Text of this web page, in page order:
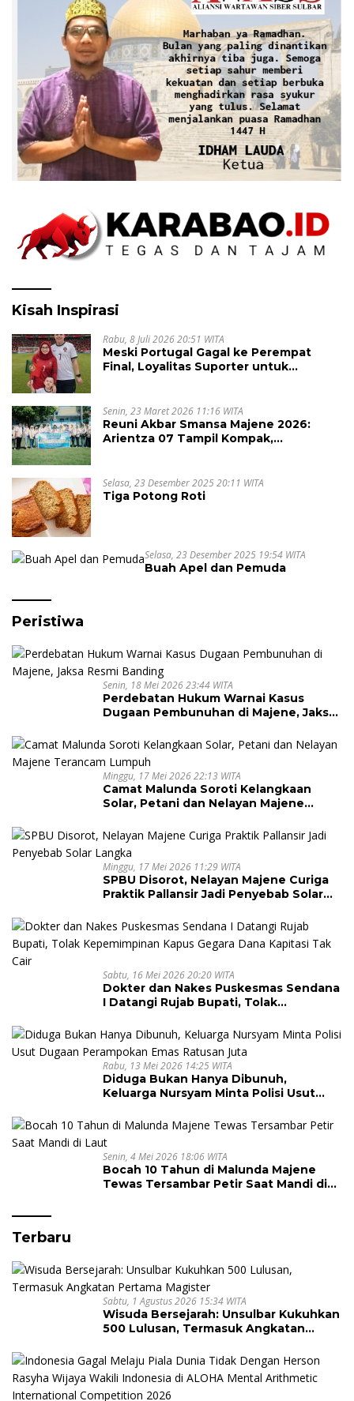
Kisah Inspirasi
Rabu, 8 Juli 2026 20:51 WITA
Meski Portugal Gagal ke Perempat
Final, Loyalitas Suporter untuk
Senin, 23 Maret 2026 11:16 WITA
Reuni Akbar Smansa Majene 2026:
Arientza 07 Tampil Kompak,
Selasa, 23 Desember 2025 20:11 WITA
Tiga Potong Roti
Selasa, 23 Desember 2025 19:54 WITA
Buah Apel dan Pemuda
Peristiwa
Senin, 18 Mei 2026 23:44 WITA
Perdebatan Hukum Warnai Kasus
Dugaan Pembunuhan di Majene, Jaksa
Minggu, 17 Mei 2026 22:13 WITA
Camat Malunda Soroti Kelangkaan
Solar, Petani dan Nelayan Majene
Minggu, 17 Mei 2026 11:29 WITA
SPBU Disorot, Nelayan Majene Curiga
Praktik Pallansir Jadi Penyebab Solar
Sabtu, 16 Mei 2026 20:20 WITA
Dokter dan Nakes Puskesmas Sendana
I Datangi Rujab Bupati, Tolak
Kapitasi Tak Cair
Rabu, 13 Mei 2026 14:25 WITA
Diduga Bukan Hanya Dibunuh,
Keluarga Nursyam Minta Polisi Usut
Juta
Senin, 4 Mei 2026 18:06 WITA
Bocah 10 Tahun di Malunda Majene
Tewas Tersambar Petir Saat Mandi di
Terbaru
Sabtu, 1 Agustus 2026 15:34 WITA
Wisuda Bersejarah: Unsulbar Kukuhkan
500 Lulusan, Termasuk Angkatan